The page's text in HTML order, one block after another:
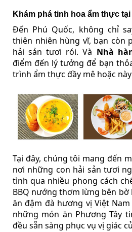
Khám phá tinh hoa ẩm thực
Đến Phú Quốc, không chỉ
thiên nhiên hùng vĩ, bạn còn
hải sản tươi rói. Và Nhà
điểm đến lý tưởng để bạn
trình ẩm thực đầy mê hoặc
Tại đây, chúng tôi mang đến
nơi những con hải sản tươi
tình qua nhiều phong cách
BBQ nướng thơm lừng bên
ăn đậm đà hương vị Việt
những món ăn Phương Tây
đều sẵn sàng phục vụ vị giác